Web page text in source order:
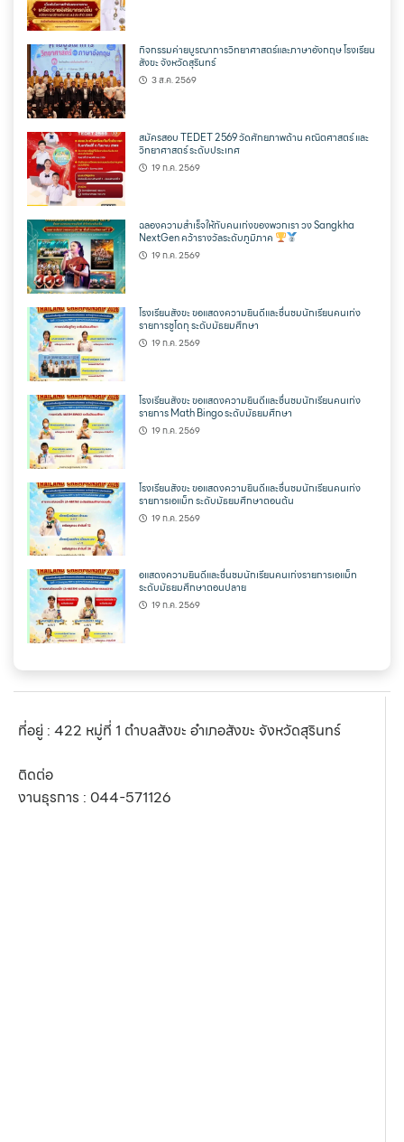
กิจกรรมค่ายบูรณาการวิทยาศาสตร์และภาษาอังกฤษ โรงเรียน
สังขะ จังหวัดสุรินทร์
3 ส.ค. 2569
สมัครสอบ TEDET 2569 วัดศักยภาพด้าน คณิตศาสตร์ และ
วิทยาศาสตร์ ระดับประเทศ
19 ก.ค. 2569
ฉลองความสำเร็จให้กับคนเก่งของพวกเรา วง Sangkha
NextGen คว้ารางวัลระดับภูมิภาค
19 ก.ค. 2569
โรงเรียนสังขะ ขอแสดงความยินดีและชื่นชมนักเรียนคนเก่ง
รายการซูโดกุ ระดับมัธยมศึกษา
19 ก.ค. 2569
โรงเรียนสังขะ ขอแสดงความยินดีและชื่นชมนักเรียนคนเก่ง
รายการ Math Bingo ระดับมัธยมศึกษา
19 ก.ค. 2569
โรงเรียนสังขะ ขอแสดงความยินดีและชื่นชมนักเรียนคนเก่ง
รายการเอแม็ท ระดับมัธยมศึกษาตอนต้น
19 ก.ค. 2569
อแสดงความยินดีและชื่นชมนักเรียนคนเก่งรายการเอแม็ท
ระดับมัธยมศึกษาตอนปลาย
19 ก.ค. 2569
ที่อยู่ : 422 หมู่ที่ 1 ตำบลสังขะ อำเภอสังขะ จังหวัดสุรินทร์
ติดต่อ
งานธุรการ : 044-571126